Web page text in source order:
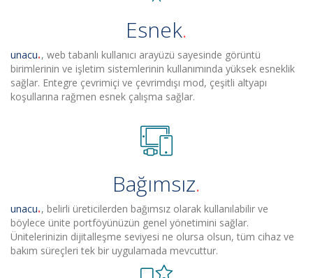
Esnek
unacu , web tabanlı kullanıcı arayüzü sayesinde görüntü
birimlerinin ve işletim sistemlerinin kullanımında yüksek esneklik
sağlar. Entegre çevrimiçi ve çevrimdışı mod, çeşitli altyapı
koşullarına rağmen esnek çalışma sağlar.
Bağımsız
unacu , belirli üreticilerden bağımsız olarak kullanılabilir ve
böylece ünite portföyünüzün genel yönetimini sağlar.
Ünitelerinizin dijitalleşme seviyesi ne olursa olsun, tüm cihaz ve
bakım süreçleri tek bir uygulamada mevcuttur.